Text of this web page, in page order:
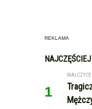
REKLAMA
1
MALCZYCE